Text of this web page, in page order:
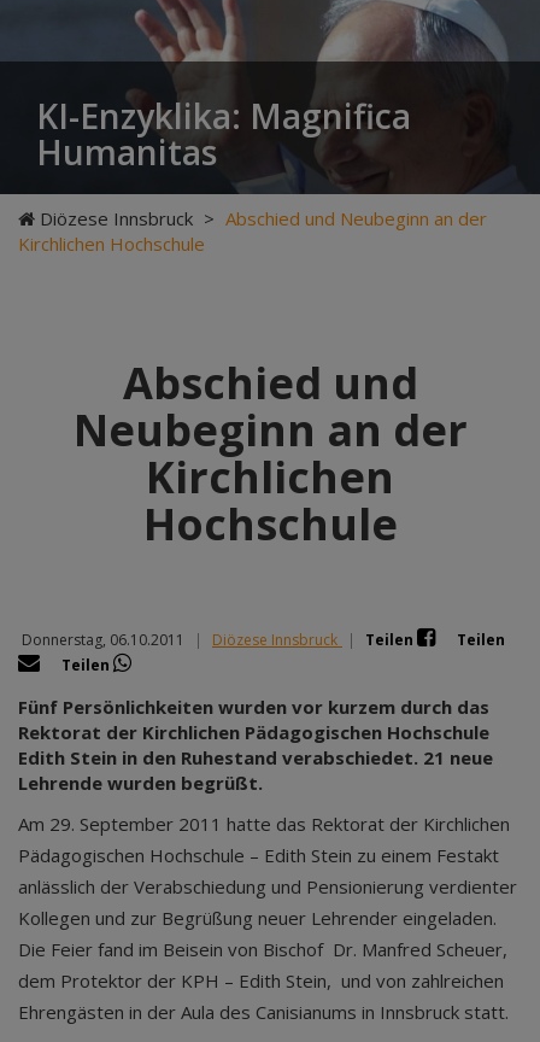
KI-Enzyklika: Magnifica
Humanitas
Diözese Innsbruck > Abschied und Neubeginn an der
Kirchlichen Hochschule
Abschied und
Neubeginn an der
Kirchlichen
Hochschule
Donnerstag, 06.10.2011 | Diözese Innsbruck | Teilen
Teilen
Teilen
Fünf Persönlichkeiten wurden vor kurzem durch das
Rektorat der Kirchlichen Pädagogischen Hochschule
Edith Stein in den Ruhestand verabschiedet. 21 neue
Lehrende wurden begrüßt.
Am 29. September 2011 hatte das Rektorat der Kirchlichen
Pädagogischen Hochschule – Edith Stein zu einem Festakt
anlässlich der Verabschiedung und Pensionierung verdienter
Kollegen und zur Begrüßung neuer Lehrender eingeladen.
Die Feier fand im Beisein von Bischof Dr. Manfred Scheuer,
dem Protektor der KPH – Edith Stein, und von zahlreichen
Ehrengästen in der Aula des Canisianums in Innsbruck statt.